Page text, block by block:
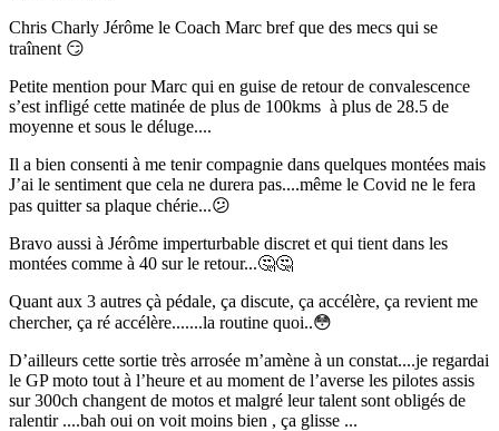
Chris Charly Jérôme le Coach Marc bref que des mecs qui se
traînent 😏
Petite mention pour Marc qui en guise de retour de convalescence
s’est infligé cette matinée de plus de 100kms à plus de 28.5 de
moyenne et sous le déluge....
Il a bien consenti à me tenir compagnie dans quelques montées mais
J’ai le sentiment que cela ne durera pas....même le Covid ne le fera
pas quitter sa plaque chérie...😕
Bravo aussi à Jérôme imperturbable discret et qui tient dans les
montées comme à 40 sur le retour...🤔🤔
Quant aux 3 autres çà pédale, ça discute, ça accélère, ça revient me
chercher, ça ré accélère.......la routine quoi..😳
D’ailleurs cette sortie très arrosée m’amène à un constat....je regardai
le GP moto tout à l’heure et au moment de l’averse les pilotes assis
sur 300ch changent de motos et malgré leur talent sont obligés de
ralentir ....bah oui on voit moins bien , ça glisse ...